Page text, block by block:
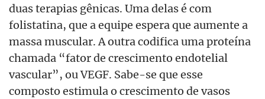
duas terapias gênicas. Uma delas é com
folistatina, que a equipe espera que aumente a
massa muscular. A outra codifica uma proteína
chamada “fator de crescimento endotelial
vascular”, ou VEGF. Sabe-se que esse
composto estimula o crescimento de vasos